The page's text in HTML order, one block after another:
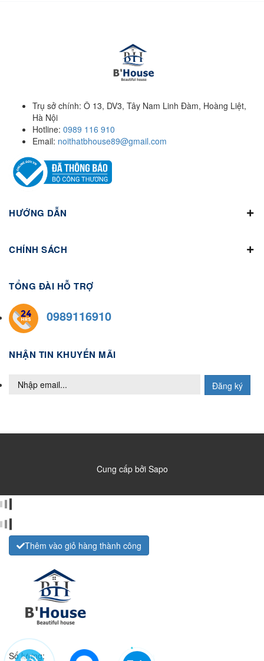
Trụ sở chính: Ô 13, DV3, Tây Nam Linh Đàm, Hoàng Liệt,
Hà Nội
Hotline: 0989 116 910
Email: noithatbhouse89@gmail.com
HƯỚNG DẪN
CHÍNH SÁCH
TỔNG ĐÀI HỖ TRỢ
0989116910
NHẬN TIN KHUYẾN MÃI
Đăng ký
Cung cấp bởi Sapo
Thêm vào giỏ hàng thành công
Số lượng: